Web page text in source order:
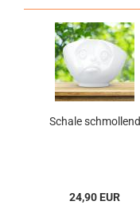
Schale schmollend
24,90 EUR